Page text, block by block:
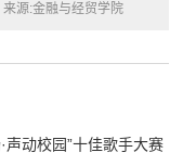
来源:金融与经贸学院
声动校园”十佳歌手大赛